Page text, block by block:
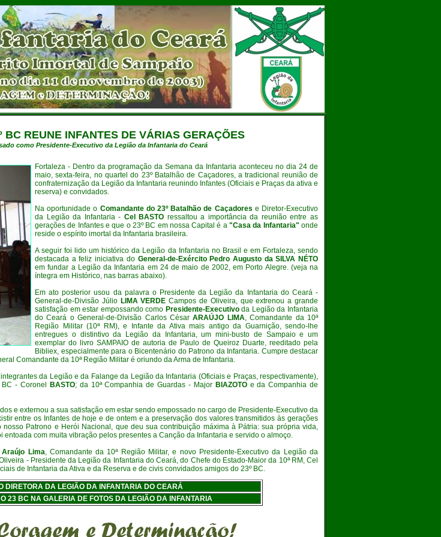
BC REUNE INFANTES DE VÁRIAS GERAÇÕES
como Presidente-Executivo da Legião da Infantaria do Ceará
Fortaleza - Dentro da programação da Semana da Infantaria aconteceu no dia 24 de
maio, sexta-feira, no quartel do 23º Batalhão de Caçadores, a tradicional reunião de
confraternização da Legião da Infantaria reunindo Infantes (Oficiais e Praças da ativa e
reserva) e convidados.
Na oportunidade o Comandante do 23º Batalhão de Caçadores e Diretor-Executivo
da Legião da Infantaria - Cel BASTO ressaltou a importância da reunião entre as
gerações de Infantes e que o 23º BC em nossa Capital é a"Casa da Infantaria" onde
reside o espírito imortal da Infantaria brasileira.
A seguir foi lido um histórico da Legião da Infantaria no Brasil e em Fortaleza, sendo
destacada a feliz iniciativa do General-de-Exército Pedro Augusto da SILVA NÉTO
em fundar a Legião da Infantaria em 24 de maio de 2002, em Porto Alegre. (veja na
íntegra em Histórico, nas barras abaixo).
Em ato posterior usou da palavra o Presidente da Legião da Infantaria do Ceará -
General-de-Divisão Júlio LIMA VERDE Campos de Oliveira, que extrenou a grande
satisfação em estar empossando como Presidente-Executivoda Legião da Infantaria
do Ceará o General-de-Divisão Carlos CésarARAÚJO LIMA, Comandante da 10ª
Região Militar (10ª RM), e Infante da Ativa mais antigo da Guarnição, sendo-lhe
entregues o distintivo da Legião da Infantaria, um mini-busto de Sampaio e um
exemplar do livro SAMPAIO de autoria de Paulo de Queiroz Duarte, reeditado pela
Bibliex, especialmente para o Bicentenário do Patrono da Infantaria. Cumpre destacar
Comandante da 10ª Região Militar é oriundo da Arma de Infantaria.
da Legião e da Falange da Legião da Infantaria (Oficiais e Praças, respectivamente),
- Coronel
BASTO; da 10ª Companhia de Guardas - Major BIAZOTOe da Companhia de
e externou a sua satisfação em estar sendo empossado no cargo de Presidente-Executivo da
entre os Infantes de hoje e de ontem e a preservação dos valores transmitidos às gerações
Patrono e Herói Nacional, que deu sua contribuição máxima à Pátria: sua própria vida,
com muita vibração pelos presentes a Canção da Infantaria e servido o almoço.
Araújo Lima, Comandante da 10ª Região Militar, e novo Presidente-Executivo da Legião da
- Presidente da Legião da Infantaria do Ceará, do Chefe do Estado-Maior da 10ª RM, Cel
de Infantaria da Ativa e da Reserva e de civis convidados amigos do 23º BC.
DIRETORA DA LEGIÃO DA INFANTARIA DO CEARÁ
23 BC NA GALERIA DE FOTOS DA LEGIÃO DA INFANTARIA